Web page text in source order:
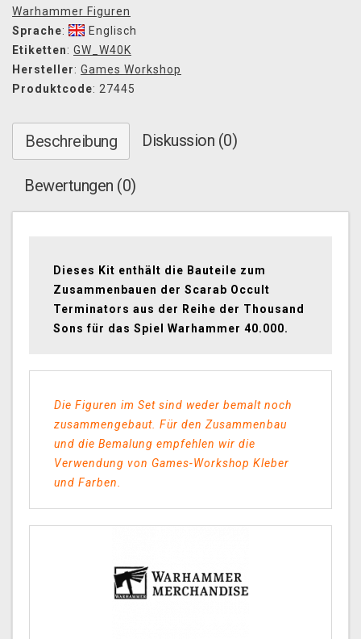
Warhammer Figuren
Sprache:
Englisch
Etiketten: GW_W40K
Hersteller: Games Workshop
Produktcode: 27445
Beschreibung Diskussion (0)
Bewertungen (0)
Dieses Kit enthält die Bauteile zum
Zusammenbauen der Scarab Occult
Terminators aus der Reihe der Thousand
Sons für das Spiel Warhammer 40.000.
Die Figuren im Set sind weder bemalt noch
zusammengebaut. Für den Zusammenbau
und die Bemalung empfehlen wir die
Verwendung von Games-Workshop Kleber
und Farben.